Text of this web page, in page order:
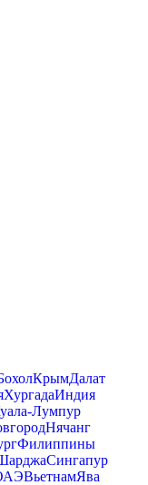
КрымДалат
ХургадаИндия
Лумпур
Нячанг
Филиппины
Сингапур
ВьетнамЯва